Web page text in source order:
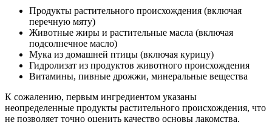
Белок (%)
Жир (%)
14
Клетчатка (%)
Зола (%)
4.7
Калорийность (ккал/100г) 393
Продукты растительного происхождения (включая
перечную мяту)
Животные жиры и растительные масла (включая
подсолнечное масло)
Мука из домашней птицы (включая курицу)
Гидролизат из продуктов животного происхождения
Витамины, пивные дрожжи, минеральные вещества
К сожалению, первым ингредиентом указаны
неопределенные продукты растительного происхождения, что
не позволяет точно оценить качество основы лакомства.